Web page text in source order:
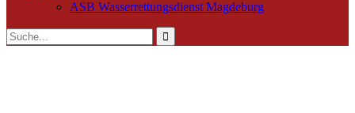
ASB Wasserrettungsdienst Magdeburg